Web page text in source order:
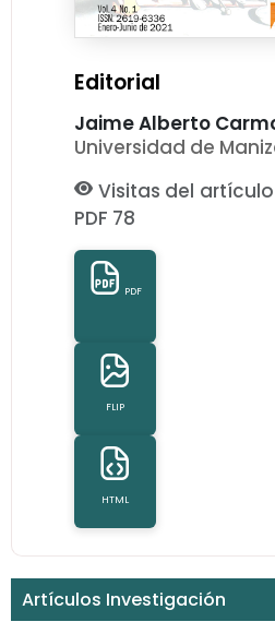
Editorial
Jaime Alberto
Universidad de
Visitas del artículo
PDF 78
PDF
FLIP
HTML
Artículos Investigación